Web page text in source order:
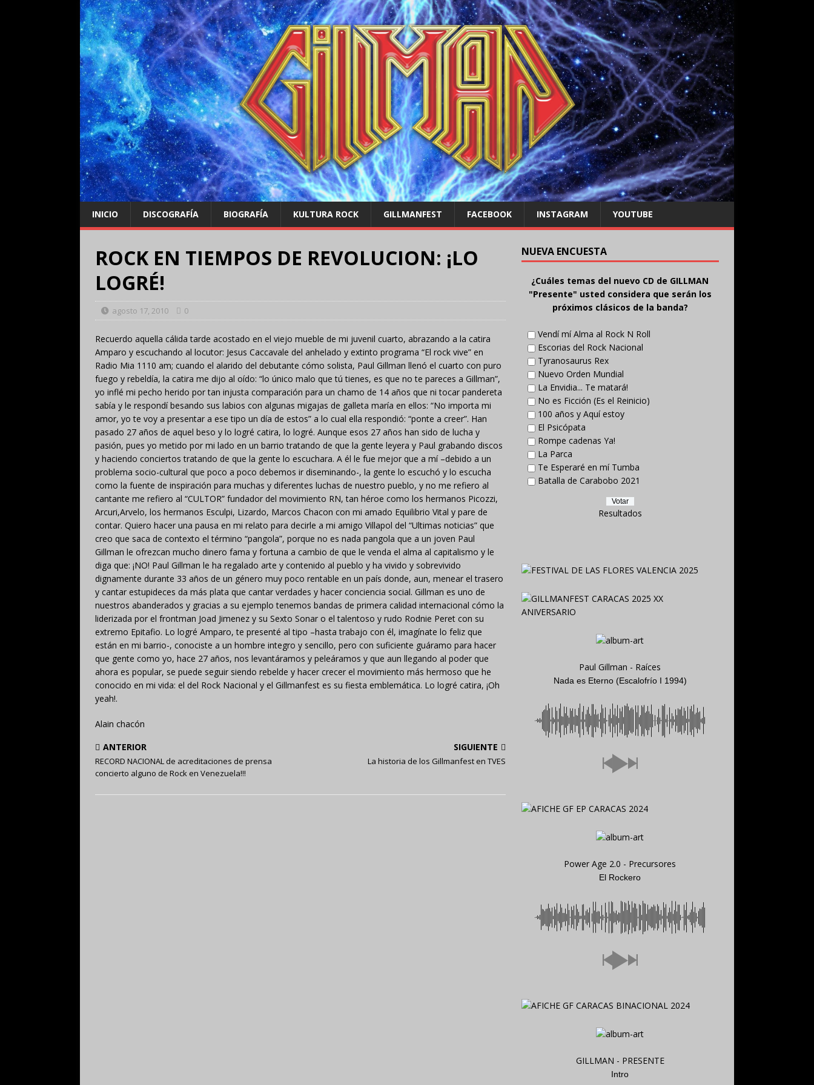
INICIO DISCOGRAFÍA BIOGRAFÍA KULTURA ROCK GILLMANFEST FACEBOOK INSTAGRAM YOUTUBE
ROCK EN TIEMPOS DE REVOLUCION: ¡LO
LOGRÉ!
agosto 17, 2010 0
Recuerdo aquella cálida tarde acostado en el viejo mueble de mi juvenil cuarto, abrazando a la catira
Amparo y escuchando al locutor: Jesus Caccavale del anhelado y extinto programa “El rock vive” en
Radio Mia 1110 am; cuando el alarido del debutante cómo solista, Paul Gillman llenó el cuarto con puro
fuego y rebeldía, la catira me dijo al oído: “lo único malo que tú tienes, es que no te pareces a Gillman”,
yo inflé mi pecho herido por tan injusta comparación para un chamo de 14 años que ni tocar pandereta
sabía y le respondí besando sus labios con algunas migajas de galleta maría en ellos: “No importa mi
amor, yo te voy a presentar a ese tipo un día de estos” a lo cual ella respondió: “ponte a creer”. Han
pasado 27 años de aquel beso y lo logré catira, lo logré. Aunque esos 27 años han sido de lucha y
pasión, pues yo metido por mi lado en un barrio tratando de que la gente leyera y Paul grabando discos
y haciendo conciertos tratando de que la gente lo escuchara. A él le fue mejor que a mí –debido a un
problema socio-cultural que poco a poco debemos ir diseminando-, la gente lo escuchó y lo escucha
como la fuente de inspiración para muchas y diferentes luchas de nuestro pueblo, y no me refiero al
cantante me refiero al “CULTOR” fundador del movimiento RN, tan héroe como los hermanos Picozzi,
Arcuri,Arvelo, los hermanos Esculpi, Lizardo, Marcos Chacon con mi amado Equilibrio Vital y pare de
contar. Quiero hacer una pausa en mi relato para decirle a mi amigo Villapol del “Ultimas noticias” que
creo que saca de contexto el término “pangola”, porque no es nada pangola que a un joven Paul
Gillman le ofrezcan mucho dinero fama y fortuna a cambio de que le venda el alma al capitalismo y le
diga que: ¡NO! Paul Gillman le ha regalado arte y contenido al pueblo y ha vivido y sobrevivido
dignamente durante 33 años de un género muy poco rentable en un país donde, aun, menear el trasero
y cantar estupideces da más plata que cantar verdades y hacer conciencia social. Gillman es uno de
nuestros abanderados y gracias a su ejemplo tenemos bandas de primera calidad internacional cómo la
liderizada por el frontman Joad Jimenez y su Sexto Sonar o el talentoso y rudo Rodnie Peret con su
extremo Epitafio. Lo logré Amparo, te presenté al tipo –hasta trabajo con él, imagínate lo feliz que
están en mi barrio-, conociste a un hombre integro y sencillo, pero con suficiente guáramo para hacer
que gente como yo, hace 27 años, nos levantáramos y peleáramos y que aun llegando al poder que
ahora es popular, se puede seguir siendo rebelde y hacer crecer el movimiento más hermoso que he
conocido en mi vida: el del Rock Nacional y el Gillmanfest es su fiesta emblemática. Lo logré catira, ¡Oh
yeah!.
Alain chacón
ANTERIOR
RECORD NACIONAL de acreditaciones de prensa
concierto alguno de Rock en Venezuela!!!
SIGUIENTE
La historia de los Gillmanfest en TVES
NUEVA ENCUESTA
¿Cuáles temas del nuevo CD de GILLMAN
"Presente" usted considera que serán los
próximos clásicos de la banda?
Vendí mí Alma al Rock N Roll
Escorias del Rock Nacional
Tyranosaurus Rex
Nuevo Orden Mundial
La Envidia... Te matará!
No es Ficción (Es el Reinicio)
100 años y Aquí estoy
El Psicópata
Rompe cadenas Ya!
La Parca
Te Esperaré en mí Tumba
Batalla de Carabobo 2021
Resultados
Paul Gillman - Raíces
Nada es Eterno (Escalofrío I 1994)
Power Age 2.0 - Precursores
El Rockero
GILLMAN - PRESENTE
Intro